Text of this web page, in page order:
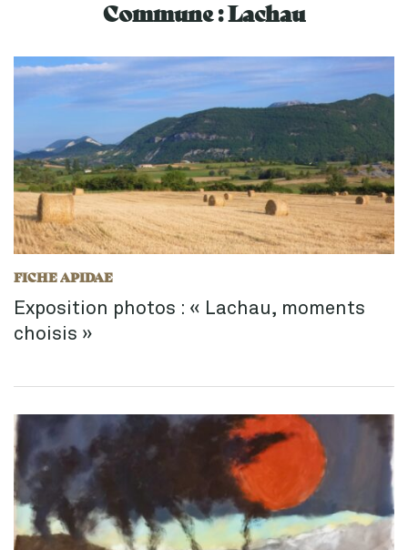
Commune :Lachau
FICHE APIDAE
Exposition photos : « Lachau, moments
choisis »